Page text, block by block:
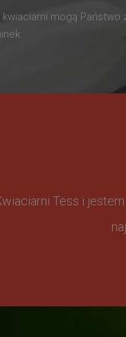
kwiaciarni mogą
Tess i